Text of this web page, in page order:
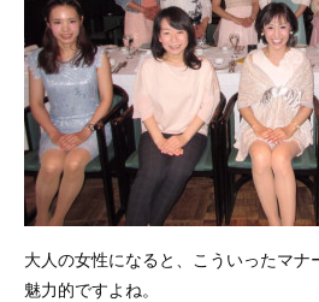
大人の女性になると、こういったマ
魅力的ですよね。